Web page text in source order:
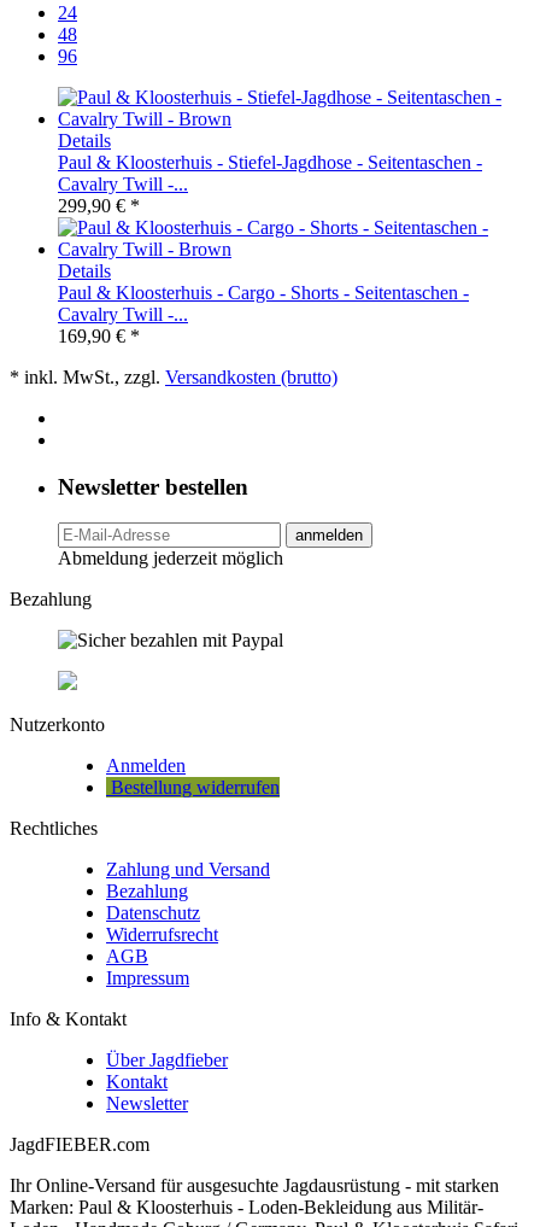
24
48
96
Details
Paul & Kloosterhuis - Stiefel-Jagdhose - Seitentaschen -
Cavalry Twill -...
299,90 € *
Details
Paul & Kloosterhuis - Cargo - Shorts - Seitentaschen -
Cavalry Twill -...
169,90 € *
* inkl. MwSt., zzgl. Versandkosten (brutto)
Newsletter bestellen
anmelden
Abmeldung jederzeit möglich
Bezahlung
Nutzerkonto
Anmelden
Bestellung widerrufen
Rechtliches
Zahlung und Versand
Bezahlung
Datenschutz
Widerrufsrecht
AGB
Impressum
Info & Kontakt
Über Jagdfieber
Kontakt
Newsletter
JagdFIEBER.com
Ihr Online-Versand für ausgesuchte Jagdausrüstung - mit starken
Marken: Paul & Kloosterhuis - Loden-Bekleidung aus Militär-